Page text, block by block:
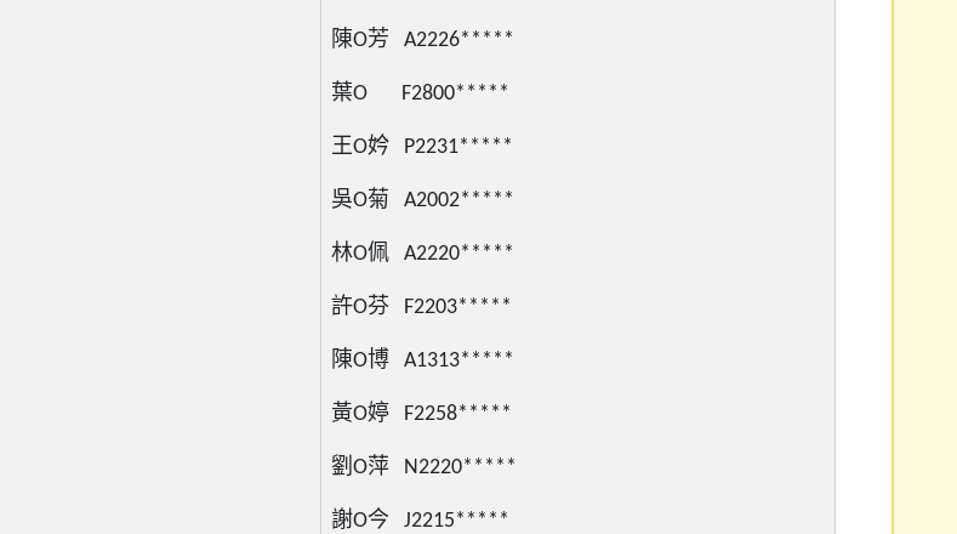
陳O芳 A2226*****
葉O F2800*****
王O妗 P2231*****
吳O菊 A2002*****
林O佩 A2220*****
許O芬 F2203*****
陳O博 A1313*****
黃O婷 F2258*****
劉O萍 N2220*****
謝O今 J2215*****